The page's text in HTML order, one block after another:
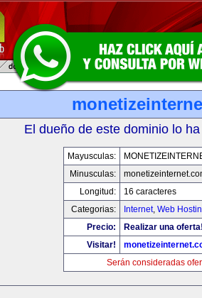
El dueño de este dominio lo
Mayusculas:
Minusculas:
Longitud:
16 caracteres
Categorias:
Internet, Web
Precio:
Realizar una
Visitar!
Serán consideradas